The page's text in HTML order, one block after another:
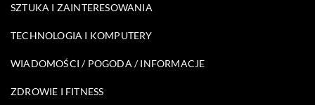
SZTUKA I ZAINTERESOWANIA
TECHNOLOGIA I KOMPUTERY
WIADOMOŚCI / POGODA / INFORMACJE
ZDROWIE I FITNESS